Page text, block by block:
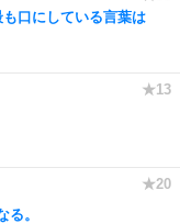
口にしている言葉は
。